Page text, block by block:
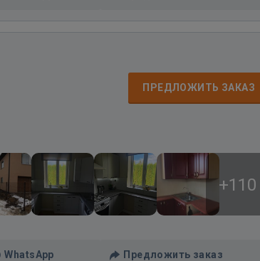
ПРЕДЛОЖИТЬ ЗАКАЗ
+110
WhatsApp Предложить заказ